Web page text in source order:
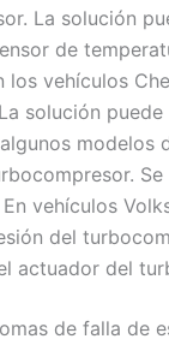
La solución
de
los vehículos
solución
modelos
En vehículos
del
actuador del
de falla de